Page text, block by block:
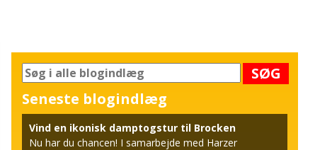
SØG
Seneste blogindlæg
Vind en ikonisk damptogstur til Brocken
Nu har du chancen! I samarbejde med Harzer